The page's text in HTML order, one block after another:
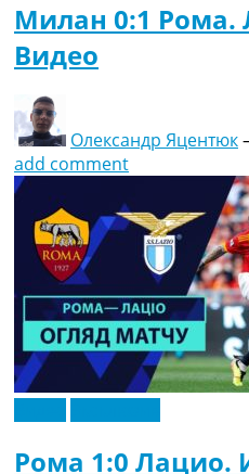
Милан 0:1 Рома.
Видео
Олександр Яцентюк
add comment
Рома 1:0 Лацио.